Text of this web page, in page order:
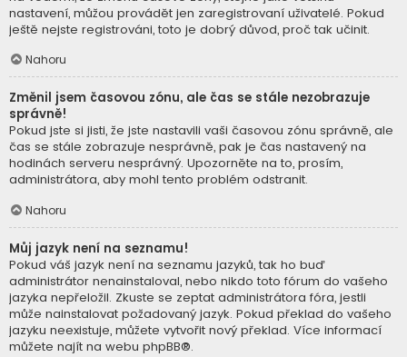
nastavení, můžou provádět jen zaregistrovaní uživatelé. Pokud
ještě nejste registrováni, toto je dobrý důvod, proč tak učinit.
Nahoru
Změnil jsem časovou zónu, ale čas se stále nezobrazuje
správně!
Pokud jste si jisti, že jste nastavili vaši časovou zónu správně, ale
čas se stále zobrazuje nesprávně, pak je čas nastavený na
hodinách serveru nesprávný. Upozorněte na to, prosím,
administrátora, aby mohl tento problém odstranit.
Nahoru
Můj jazyk není na seznamu!
Pokud váš jazyk není na seznamu jazyků, tak ho buď
administrátor nenainstaloval, nebo nikdo toto fórum do vašeho
jazyka nepřeložil. Zkuste se zeptat administrátora fóra, jestli
může nainstalovat požadovaný jazyk. Pokud překlad do vašeho
jazyku neexistuje, můžete vytvořit nový překlad. Více informací
můžete najít na webu phpBB®.